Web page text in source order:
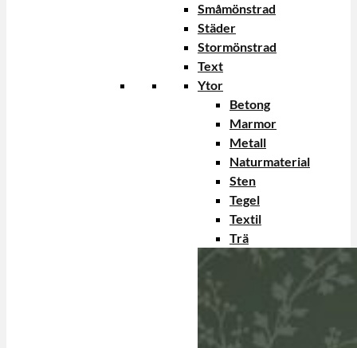
Småmönstrad
Städer
Stormönstrad
Text
Ytor
Betong
Marmor
Metall
Naturmaterial
Sten
Tegel
Textil
Trä